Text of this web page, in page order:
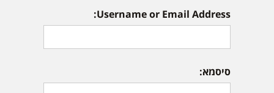
Username or Email Address:
סיסמא: